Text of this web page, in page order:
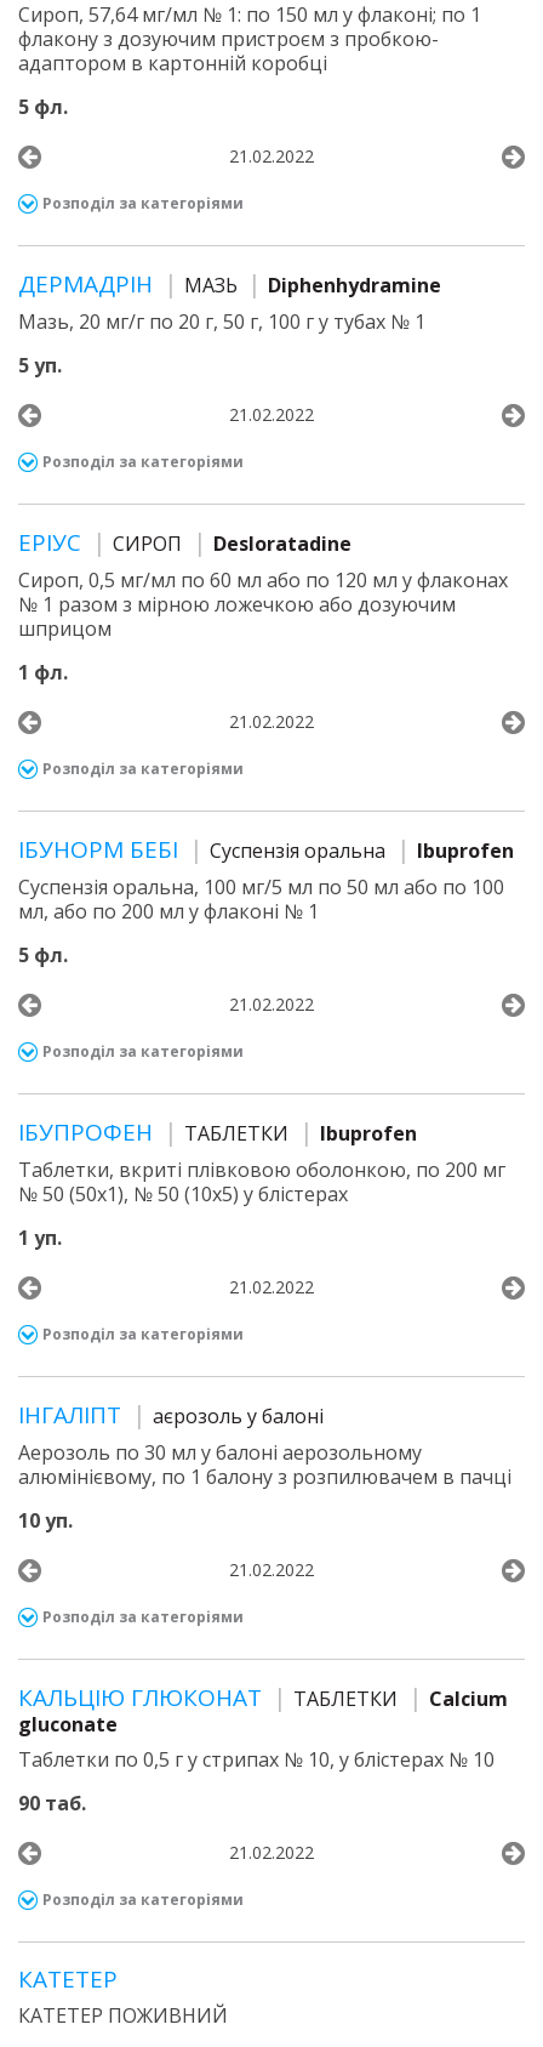
Сироп, 57,64 мг/мл № 1: по 150 мл у флаконі; по 1
флакону з дозуючим пристроєм з пробкою-
адаптором в картонній коробці
5 фл.
21.02.2022
Розподіл за категоріями
ДЕРМАДРІН МАЗЬ
Diphenhydramine
Мазь, 20 мг/г по 20 г, 50 г, 100 г у тубах № 1
5 уп.
21.02.2022
Розподіл за категоріями
ЕРІУС СИРОП
Desloratadine
Сироп, 0,5 мг/мл по 60 мл або по 120 мл у флаконах
№ 1 разом з мірною ложечкою або дозуючим
шприцом
1 фл.
21.02.2022
Розподіл за категоріями
ІБУНОРМ БЕБІ Суспензія оральна
Ibuprofen
Суспензія оральна, 100 мг/5 мл по 50 мл або по 100
мл, або по 200 мл у флаконі № 1
5 фл.
21.02.2022
Розподіл за категоріями
ІБУПРОФЕН ТАБЛЕТКИ
Ibuprofen
Таблетки, вкриті плівковою оболонкою, по 200 мг
№ 50 (50х1), № 50 (10х5) у блістерах
1 уп.
21.02.2022
Розподіл за категоріями
ІНГАЛІПТ
аєрозоль у балоні
Аерозоль по 30 мл у балоні аерозольному
алюмінієвому, по 1 балону з розпилювачем в пачці
10 уп.
21.02.2022
Розподіл за категоріями
КАЛЬЦІЮ ГЛЮКОНАТ ТАБЛЕТКИ
Calcium
gluconate
Таблетки по 0,5 г у стрипах № 10, у блістерах № 10
90 таб.
21.02.2022
Розподіл за категоріями
КАТЕТЕР
КАТЕТЕР ПОЖИВНИЙ